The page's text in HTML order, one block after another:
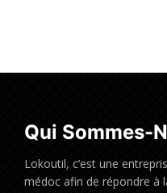
Qui Sommes-
Lokoutil, c’est une
médoc afin de répondre à